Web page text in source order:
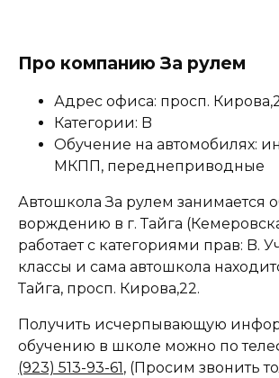
Про компанию За рулем
Адрес офиса: просп.
Категории: B
Обучение на автомобилях:
МКПП, переднеприводные
Автошкола За рулем занимается
ворждению в г. Тайга
работает с категориями прав: B.
классы и сама автошкола
Тайга, просп. Кирова,22.
Получить исчерпывающую
обучению в школе можно по
(923) 513-93-61 , (Просим звонить